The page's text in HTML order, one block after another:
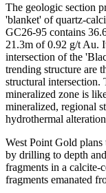
The geologic section
'blanket' of quartz-
GC26-95 contains
21.3m of 0.92 g/t Au.
intersection of the
trending structure are
structural intersection.
mineralized zone is
mineralized, regional
hydrothermal
West Point Gold plans
by drilling to depth
fragments in a calcite-
fragments emanated